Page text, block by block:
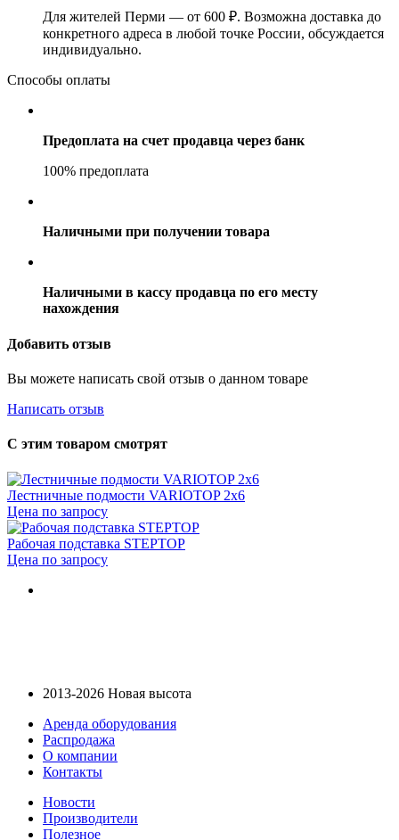
Для жителей Перми — от 600 ₽. Возможна доставка до
конкретного адреса в любой точке России, обсуждается
индивидуально.
Способы оплаты
Предоплата на счет продавца через банк
100% предоплата
Наличными при получении товара
Наличными в кассу продавца по его месту
нахождения
Добавить отзыв
Вы можете написать свой отзыв о данном товаре
Написать отзыв
С этим товаром смотрят
Лестничные подмости VARIOTOP 2х6
Цена по запросу
Рабочая подставка STEPTOP
Цена по запросу
2013-2026 Новая высота
Аренда оборудования
Распродажа
О компании
Контакты
Новости
Производители
Полезное